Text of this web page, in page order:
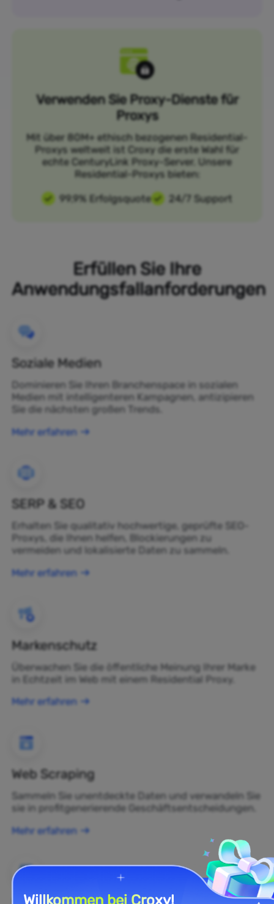
Verwenden Sie Proxy-Dienste für
Proxys
Mit über 80M+ ethisch bezogenen Residential-
Proxys weltweit ist Croxy die erste Wahl für
echte CenturyLink Proxy-Server. Unsere
Residential-Proxys bieten:
99,9% Erfolgsquote
24/7 Support
Erfüllen Sie Ihre
Anwendungsfallanforderungen
Soziale Medien
Dominieren Sie Ihren Branchenspace in sozialen
Medien mit intelligenteren Kampagnen, antizipieren
Sie die nächsten großen Trends.
Mehr erfahren
SERP & SEO
Erhalten Sie qualitativ hochwertige, geprüfte SEO-
Proxys, die Ihnen helfen, Blockierungen zu
vermeiden und lokalisierte Daten zu sammeln.
Mehr erfahren
Markenschutz
Überwachen Sie die öffentliche Meinung Ihrer Marke
in Echtzeit im Web mit einem Residential Proxy.
Mehr erfahren
Web Scraping
Sammeln Sie unentdeckte Daten und verwandeln Sie
sie in profitgenerierende Geschäftsentscheidungen.
Mehr erfahren
Willkommen bei Croxy!